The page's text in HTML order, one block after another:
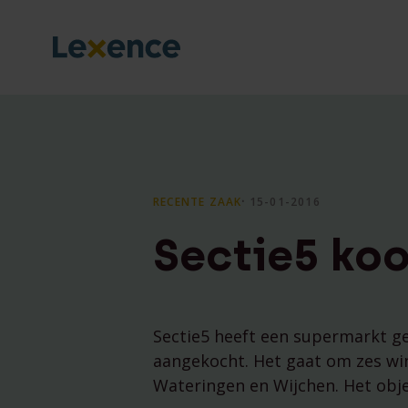
RECENTE ZAAK⸱ 15-01-2016
Sectie5
Sectie5 heeft een supermarkt
aangekocht. Het gaat om zes
Wateringen en Wijchen. Het